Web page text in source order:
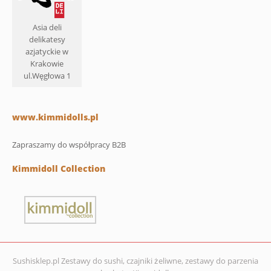
Asia deli
delikatesy
azjatyckie w
Krakowie
ul.Węgłowa 1
www.kimmidolls.pl
Zapraszamy do współpracy B2B
Kimmidoll Collection
Sushisklep.pl Zestawy do sushi, czajniki żeliwne, zestawy do parzenia